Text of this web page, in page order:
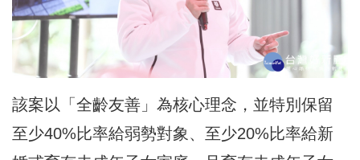
該案以「全齡友善」為核心理念，並特別保留
至少40%比率給弱勢對象、至少20%比率給新